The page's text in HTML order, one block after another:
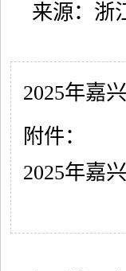
来源：浙
2025年嘉
附件：
2025年嘉